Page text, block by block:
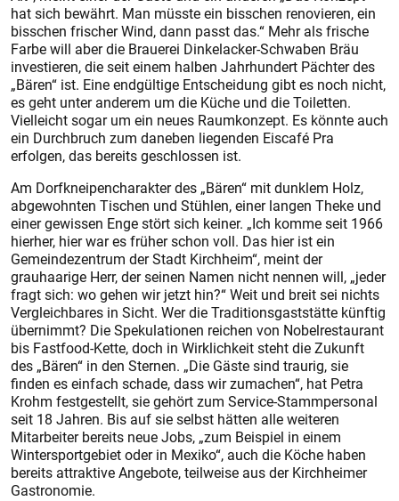
hat sich bewährt. Man müsste ein bisschen renovieren, ein
bisschen frischer Wind, dann passt das.“ Mehr als frische
Farbe will aber die Brauerei Dinkelacker-Schwaben Bräu
investieren, die seit einem halben Jahrhundert Pächter des
„Bären“ ist. Eine endgültige Entscheidung gibt es noch nicht,
es geht unter anderem um die Küche und die Toiletten.
Vielleicht sogar um ein neues Raumkonzept. Es könnte auch
ein Durchbruch zum daneben liegenden Eiscafé Pra
erfolgen, das bereits geschlossen ist.
Am Dorfkneipencharakter des „Bären“ mit dunklem Holz,
abgewohnten Tischen und Stühlen, einer langen Theke und
einer gewissen Enge stört sich keiner. „Ich komme seit 1966
hierher, hier war es früher schon voll. Das hier ist ein
Gemeindezentrum der Stadt Kirchheim“, meint der
grauhaarige Herr, der seinen Namen nicht nennen will, „jeder
fragt sich: wo gehen wir jetzt hin?“ Weit und breit sei nichts
Vergleichbares in Sicht. Wer die Traditionsgaststätte künftig
übernimmt? Die Spekulationen reichen von Nobelrestaurant
bis Fastfood-Kette, doch in Wirklichkeit steht die Zukunft
des „Bären“ in den Sternen. „Die Gäste sind traurig, sie
finden es einfach schade, dass wir zumachen“, hat Petra
Krohm festgestellt, sie gehört zum Service-Stammpersonal
seit 18 Jahren. Bis auf sie selbst hätten alle weiteren
Mitarbeiter bereits neue Jobs, „zum Beispiel in einem
Wintersportgebiet oder in Mexiko“, auch die Köche haben
bereits attraktive Angebote, teilweise aus der Kirchheimer
Gastronomie.